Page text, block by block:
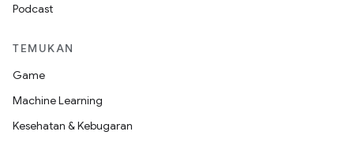
Podcast
TEMUKAN
Game
Machine Learning
Kesehatan & Kebugaran